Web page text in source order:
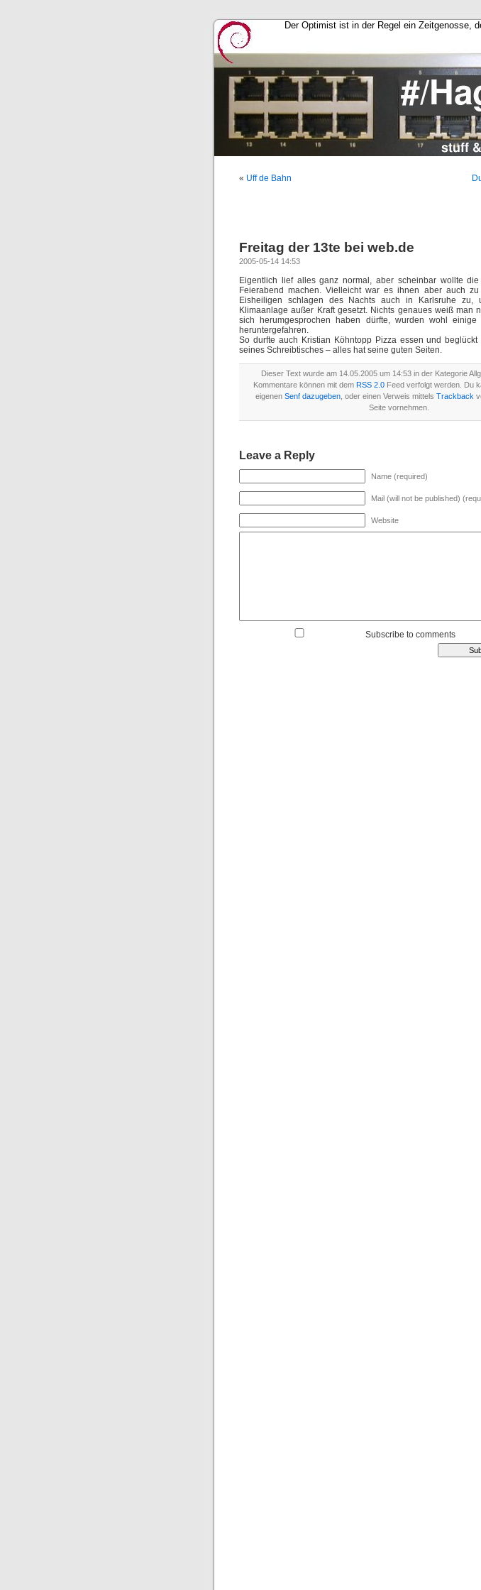
Der Optimist ist in der Regel ein Zeitgenosse,
« Uff de Bahn
Freitag der 13te bei web.de
2005-05-14 14:53
Eigentlich lief alles ganz normal, aber scheinbar wollte die
Feierabend machen. Vielleicht war es ihnen aber auch
Eisheiligen schlagen des Nachts auch in Karlsruhe zu,
Klimaanlage außer Kraft gesetzt. Nichts genaues weiß man
sich herumgesprochen haben dürfte, wurden wohl
heruntergefahren.
So durfte auch Kristian Köhntopp Pizza essen und
seines Schreibtisches – alles hat seine guten Seiten.
Dieser Text wurde am 14.05.2005 um 14:53 in der Kategorie
Kommentare können mit dem RSS 2.0Feed verfolgt werden. Du
eigenen Senf dazugeben, oder einen Verweis mittels Trackback
Seite vornehmen.
Leave a Reply
Name (required)
Mail (will not be published)
Website
Subscribe to comments